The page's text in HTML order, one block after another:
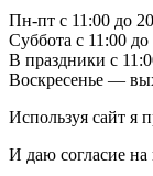
Пн-пт с 11:00 до
Суббота с 11:00 до
В праздники с
Воскресенье —
Используя сайт я
И даю согласие